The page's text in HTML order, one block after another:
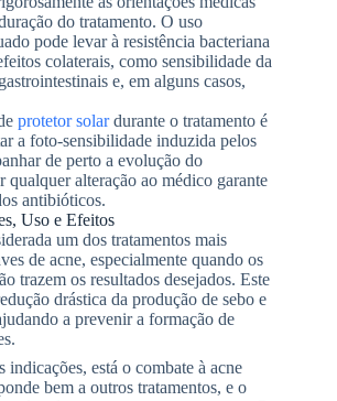
do tratamento. O uso
pode levar à resistência bacteriana
colaterais, como sensibilidade da
e, em alguns casos,
protetor solardurante o tratamento é
a foto-sensibilidade induzida pelos
de perto a evolução do
qualquer alteração ao médico garante
antibióticos.
Uso e Efeitos
um dos tratamentos mais
de acne, especialmente quando os
trazem os resultados desejados. Este
drástica da produção de sebo e
a prevenir a formação de
indicações, está o combate à acne
bem a outros tratamentos, e o